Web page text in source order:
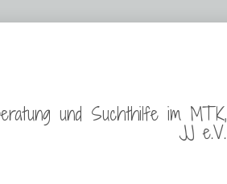
und Suchthilfe im MTK,
JJ e.V.